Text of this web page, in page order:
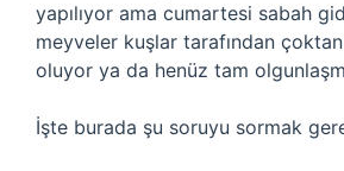
yapılıyor ama cumartesi sabah
meyveler kuşlar tarafından
oluyor ya da henüz tam
İşte burada şu soruyu sormak